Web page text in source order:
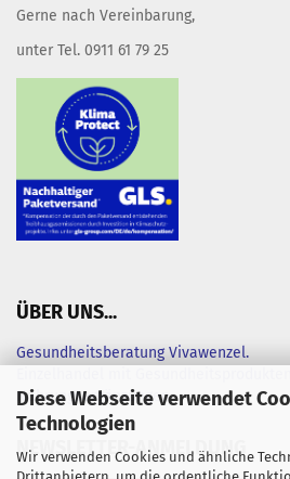
Diese Webseite verwendet
Technologien
Wir verwenden Cookies und ähnliche
Drittanbietern, um die ordentliche
Gerne nach Vereinbarung,
unter Tel. 0911 61 79 25
ÜBER UNS...
Gesundheitsberatung Vivawenzel.
Nahrungsergänzungen
NEWSLETTER-ANMELDUNG